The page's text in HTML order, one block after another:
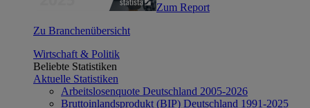
Zum Report
Zu Branchenübersicht
Wirtschaft & Politik
Beliebte Statistiken
Aktuelle Statistiken
Arbeitslosenquote Deutschland 2005-2026
Bruttoinlandsprodukt (BIP) Deutschland 1991-2025